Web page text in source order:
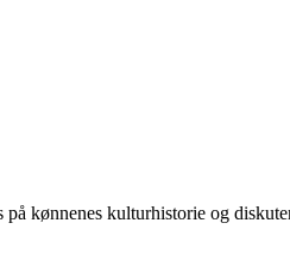
kønnenes kulturhistorie og